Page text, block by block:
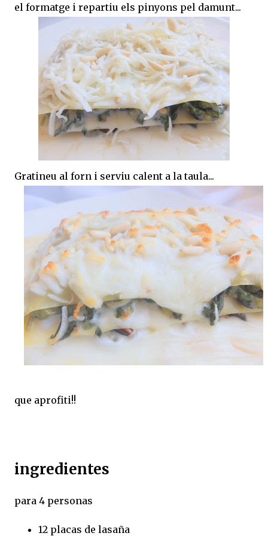
el formatge i repartiu els pinyons pel damunt...
Gratineu al forn i serviu calent a la taula...
que aprofiti!!
ingredientes
para 4 personas
12 placas de lasaña